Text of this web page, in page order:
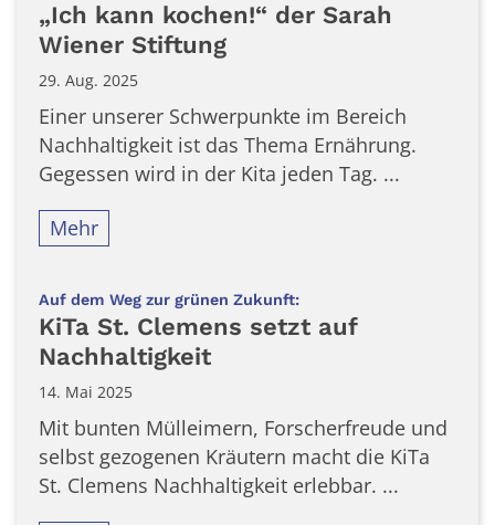
„Ich kann kochen!“ der Sarah
Wiener Stiftung
29. Aug. 2025
Einer unserer Schwerpunkte im Bereich
Nachhaltigkeit ist das Thema Ernährung.
Gegessen wird in der Kita jeden Tag. ...
Mehr
Auf dem Weg zur grünen Zukunft::
KiTa St. Clemens setzt auf
Nachhaltigkeit
14. Mai 2025
Mit bunten Mülleimern, Forscherfreude und
selbst gezogenen Kräutern macht die KiTa
St. Clemens Nachhaltigkeit erlebbar. ...